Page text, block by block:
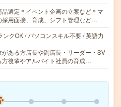
品選定＊イベント企画の立案など＊マ
採用面接、育成、シフト管理など…
ンクOK / パソコンスキル不要 / 英語力
ある方店長や副店長・リーダー・SV
方後輩やアルバイト社員の育成…